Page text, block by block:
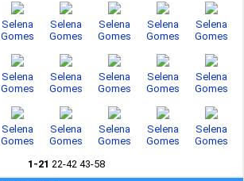
Selena
Gomes
Selena
Gomes
Selena
Gomes
Selena
Gomes
Selena
Gomes
Selena
Gomes
Selena
Gomes
Selena
Gomes
Selena
Gomes
Selena
Gomes
Selena
Gomes
Selena
Gomes
Selena
Gomes
Selena
Gomes
Selena
Gomes
1-21 22-42 43-58